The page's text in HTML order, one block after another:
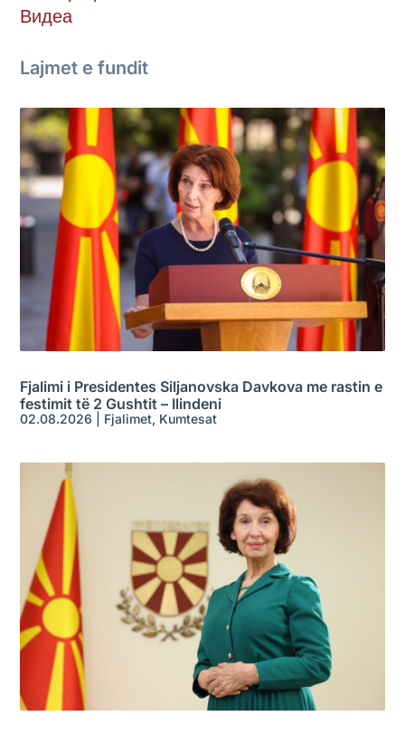
Видеа
Lajmet e fundit
Fjalimi i Presidentes Siljanovska Davkova me rastin e
festimit të 2 Gushtit – Ilindeni
02.08.2026 Fjalimet, Kumtesat